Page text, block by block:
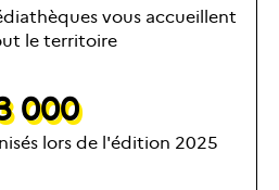
vous accueillent
le territoire
000
lors de l'édition 2025